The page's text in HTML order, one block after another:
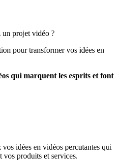
un projet vidéo ?
pour transformer vos idées en
qui marquent les esprits et font
idées en vidéos percutantes qui
vos produits et services.